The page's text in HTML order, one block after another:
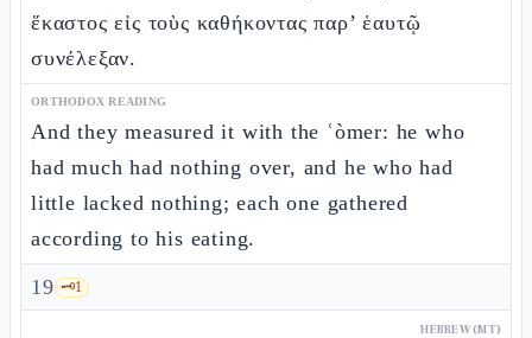
ἕκαστος εἰς τοὺς καθήκοντας παρ’ ἑαυτῷ
συνέλεξαν.
ORTHODOX READING
And they measured it with the ʿòmer: he who
had much had nothing over, and he who had
little lacked nothing; each one gathered
according to his eating.
19 🗝️1
HEBREW (MT)